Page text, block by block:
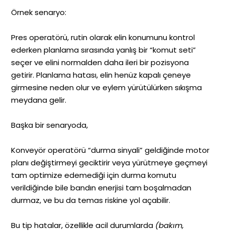
Örnek senaryo:
Pres operatörü, rutin olarak elin konumunu kontrol
ederken planlama sırasında yanlış bir “komut seti”
seçer ve elini normalden daha ileri bir pozisyona
getirir. Planlama hatası, elin henüz kapalı çeneye
girmesine neden olur ve eylem yürütülürken sıkışma
meydana gelir.
Başka bir senaryoda,
Konveyör operatörü “durma sinyali” geldiğinde motor
planı değiştirmeyi geciktirir veya yürütmeye geçmeyi
tam optimize edemediği için durma komutu
verildiğinde bile bandın enerjisi tam boşalmadan
durmaz, ve bu da temas riskine yol açabilir.
Bu tip hatalar, özellikle acil durumlarda (bakım,